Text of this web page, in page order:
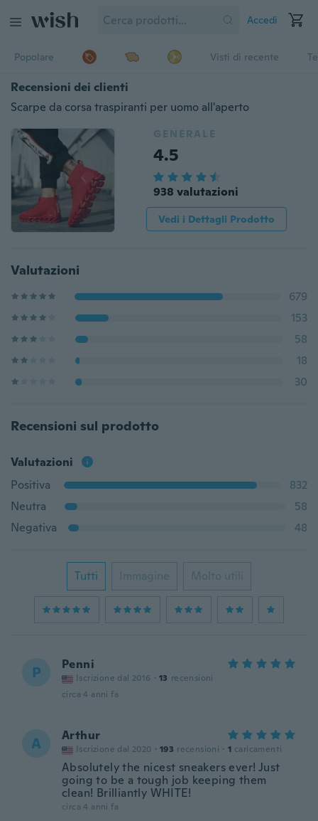
Accedi
Popolare Visti di recente
Recensioni dei clienti
Scarpe da corsa traspiranti per uomo all'aperto
GENERALE
4.5
938 valutazioni
Vedi i Dettagli Prodotto
Valutazioni
679
153
58
18
30
Recensioni sul prodotto
Valutazioni
Positiva
832
Neutra
58
Negativa
48
Tutti Immagine Molto utili
P Penni
Iscrizione dal 2016 · 13 recensioni
circa 4 anni fa
A Arthur
Iscrizione dal 2020 · 193 recensioni · 1 caricamenti
Absolutely the nicest sneakers ever! Just
going to be a tough job keeping them
clean! Brilliantly WHITE!
circa 4 anni fa